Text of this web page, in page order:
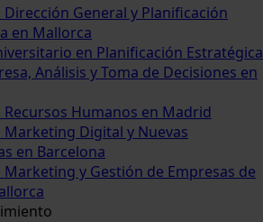
General y Planificación
en Mallorca
en Planificación Estratégica
Análisis y Toma de Decisiones en
Humanos en Madrid
Marketing Digital y Nuevas
en Barcelona
y Gestión de Empresas de